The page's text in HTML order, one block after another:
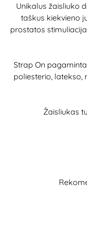
Unikalus žaisliuko
taškus kiekvieno
prostatos
Strap On
poliesterio, latekso,
Žaisliukas